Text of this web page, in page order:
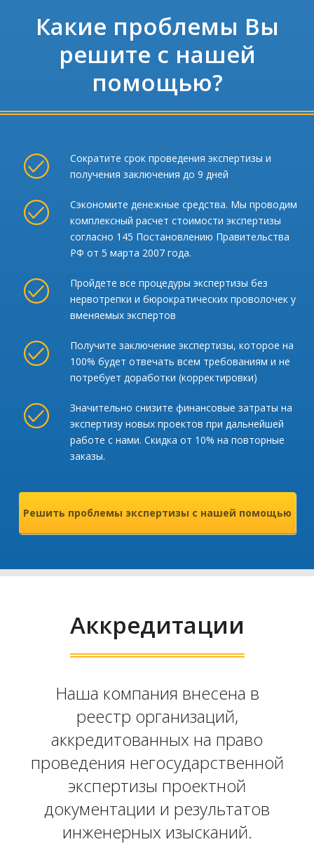
Какие проблемы Вы
решите с нашей
помощью?
Сократите срок проведения экспертизы и
получения заключения до 9 дней
Сэкономите денежные средства. Мы проводим
комплексный расчет стоимости экспертизы
согласно 145 Постановлению Правительства
РФ от 5 марта 2007 года.
Пройдете все процедуры экспертизы без
нервотрепки и бюрократических проволочек у
вменяемых экспертов
Получите заключение экспертизы, которое на
100% будет отвечать всем требованиям и не
потребует доработки (корректировки)
Значительно снизите финансовые затраты на
экспертизу новых проектов при дальнейшей
работе с нами. Скидка от 10% на повторные
заказы.
Решить проблемы экспертизы с нашей помощью
Аккредитации
Наша компания внесена в
реестр организаций,
аккредитованных на право
проведения негосударственной
экспертизы проектной
документации и результатов
инженерных изысканий.